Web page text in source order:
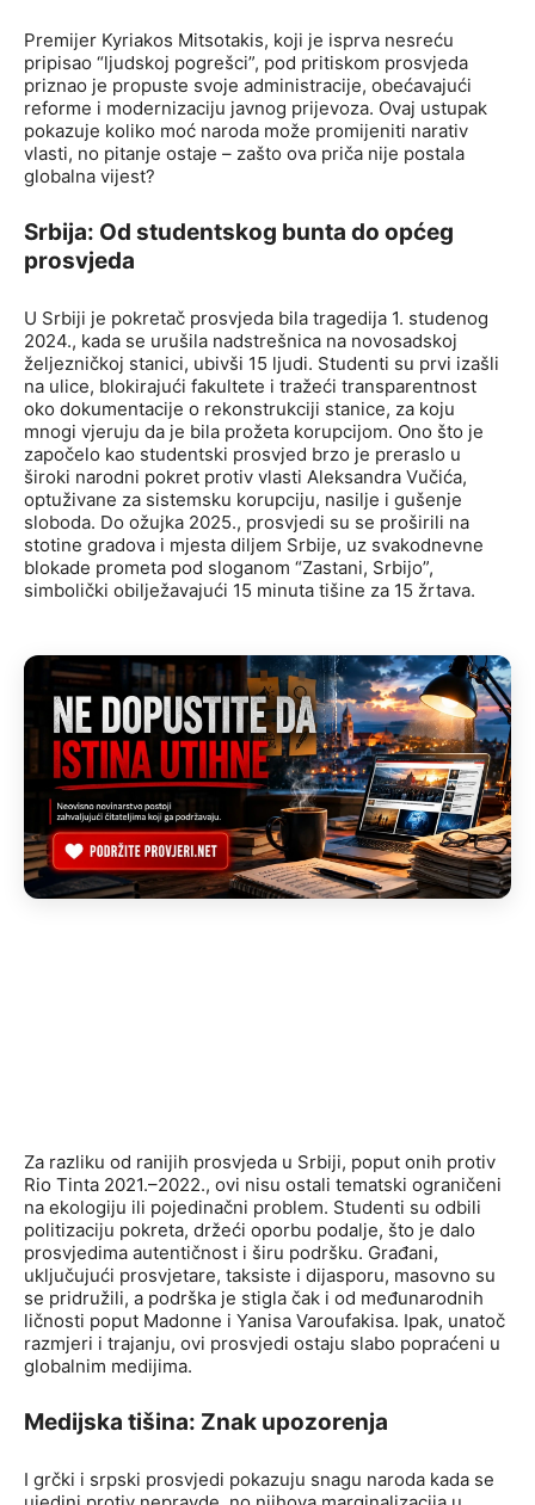
Premijer Kyriakos Mitsotakis, koji je isprva nesreću
pripisao “ljudskoj pogrešci”, pod pritiskom prosvjeda
priznao je propuste svoje administracije, obećavajući
reforme i modernizaciju javnog prijevoza. Ovaj ustupak
pokazuje koliko moć naroda može promijeniti narativ
vlasti, no pitanje ostaje – zašto ova priča nije postala
globalna vijest?
Srbija: Od studentskog bunta do općeg
prosvjeda
U Srbiji je pokretač prosvjeda bila tragedija 1. studenog
2024., kada se urušila nadstrešnica na novosadskoj
željezničkoj stanici, ubivši 15 ljudi. Studenti su prvi izašli
na ulice, blokirajući fakultete i tražeći transparentnost
oko dokumentacije o rekonstrukciji stanice, za koju
mnogi vjeruju da je bila prožeta korupcijom. Ono što je
započelo kao studentski prosvjed brzo je preraslo u
široki narodni pokret protiv vlasti Aleksandra Vučića,
optuživane za sistemsku korupciju, nasilje i gušenje
sloboda. Do ožujka 2025., prosvjedi su se proširili na
stotine gradova i mjesta diljem Srbije, uz svakodnevne
blokade prometa pod sloganom “Zastani, Srbijo”,
simbolički obilježavajući 15 minuta tišine za 15 žrtava.
Za razliku od ranijih prosvjeda u Srbiji, poput onih protiv
Rio Tinta 2021.–2022., ovi nisu ostali tematski ograničeni
na ekologiju ili pojedinačni problem. Studenti su odbili
politizaciju pokreta, držeći oporbu podalje, što je dalo
prosvjedima autentičnost i širu podršku. Građani,
uključujući prosvjetare, taksiste i dijasporu, masovno su
se pridružili, a podrška je stigla čak i od međunarodnih
ličnosti poput Madonne i Yanisa Varoufakisa. Ipak, unatoč
razmjeri i trajanju, ovi prosvjedi ostaju slabo popraćeni u
globalnim medijima.
Medijska tišina: Znak upozorenja
I grčki i srpski prosvjedi pokazuju snagu naroda kada se